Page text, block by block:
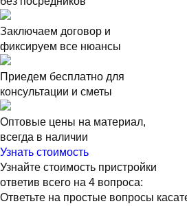
Заключаем договор и
фиксируем все нюансы
Приедем бесплатно для
консультации и сметы
Оптовые цены на материал,
всегда в наличии
Узнать стоимость
Узнайте стоимость пристройки
ответив всего на 4 вопроса:
Ответьте на простые вопросы